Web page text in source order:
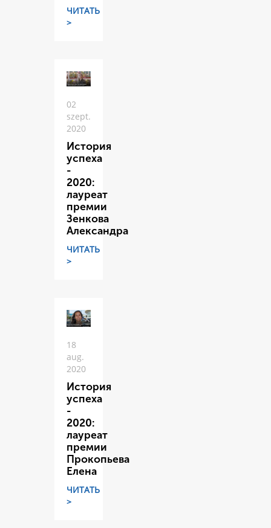
ЧИТАТЬ
>
02
szept.
2020
История
успеха
-
2020:
лауреат
премии
Зенкова
Александра
ЧИТАТЬ
>
18
aug.
2020
История
успеха
-
2020:
лауреат
премии
Прокопьева
Елена
ЧИТАТЬ
>